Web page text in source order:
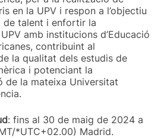
en la UPV i respon a l’objectiu
de talent i enfortir la
amb institucions d’Educació
contribuint al
la qualitat dels estudis de
i potenciant la
de la mateixa Universitat
: fins al 30 de maig de 2024 a
*UTC+02.00) Madrid.